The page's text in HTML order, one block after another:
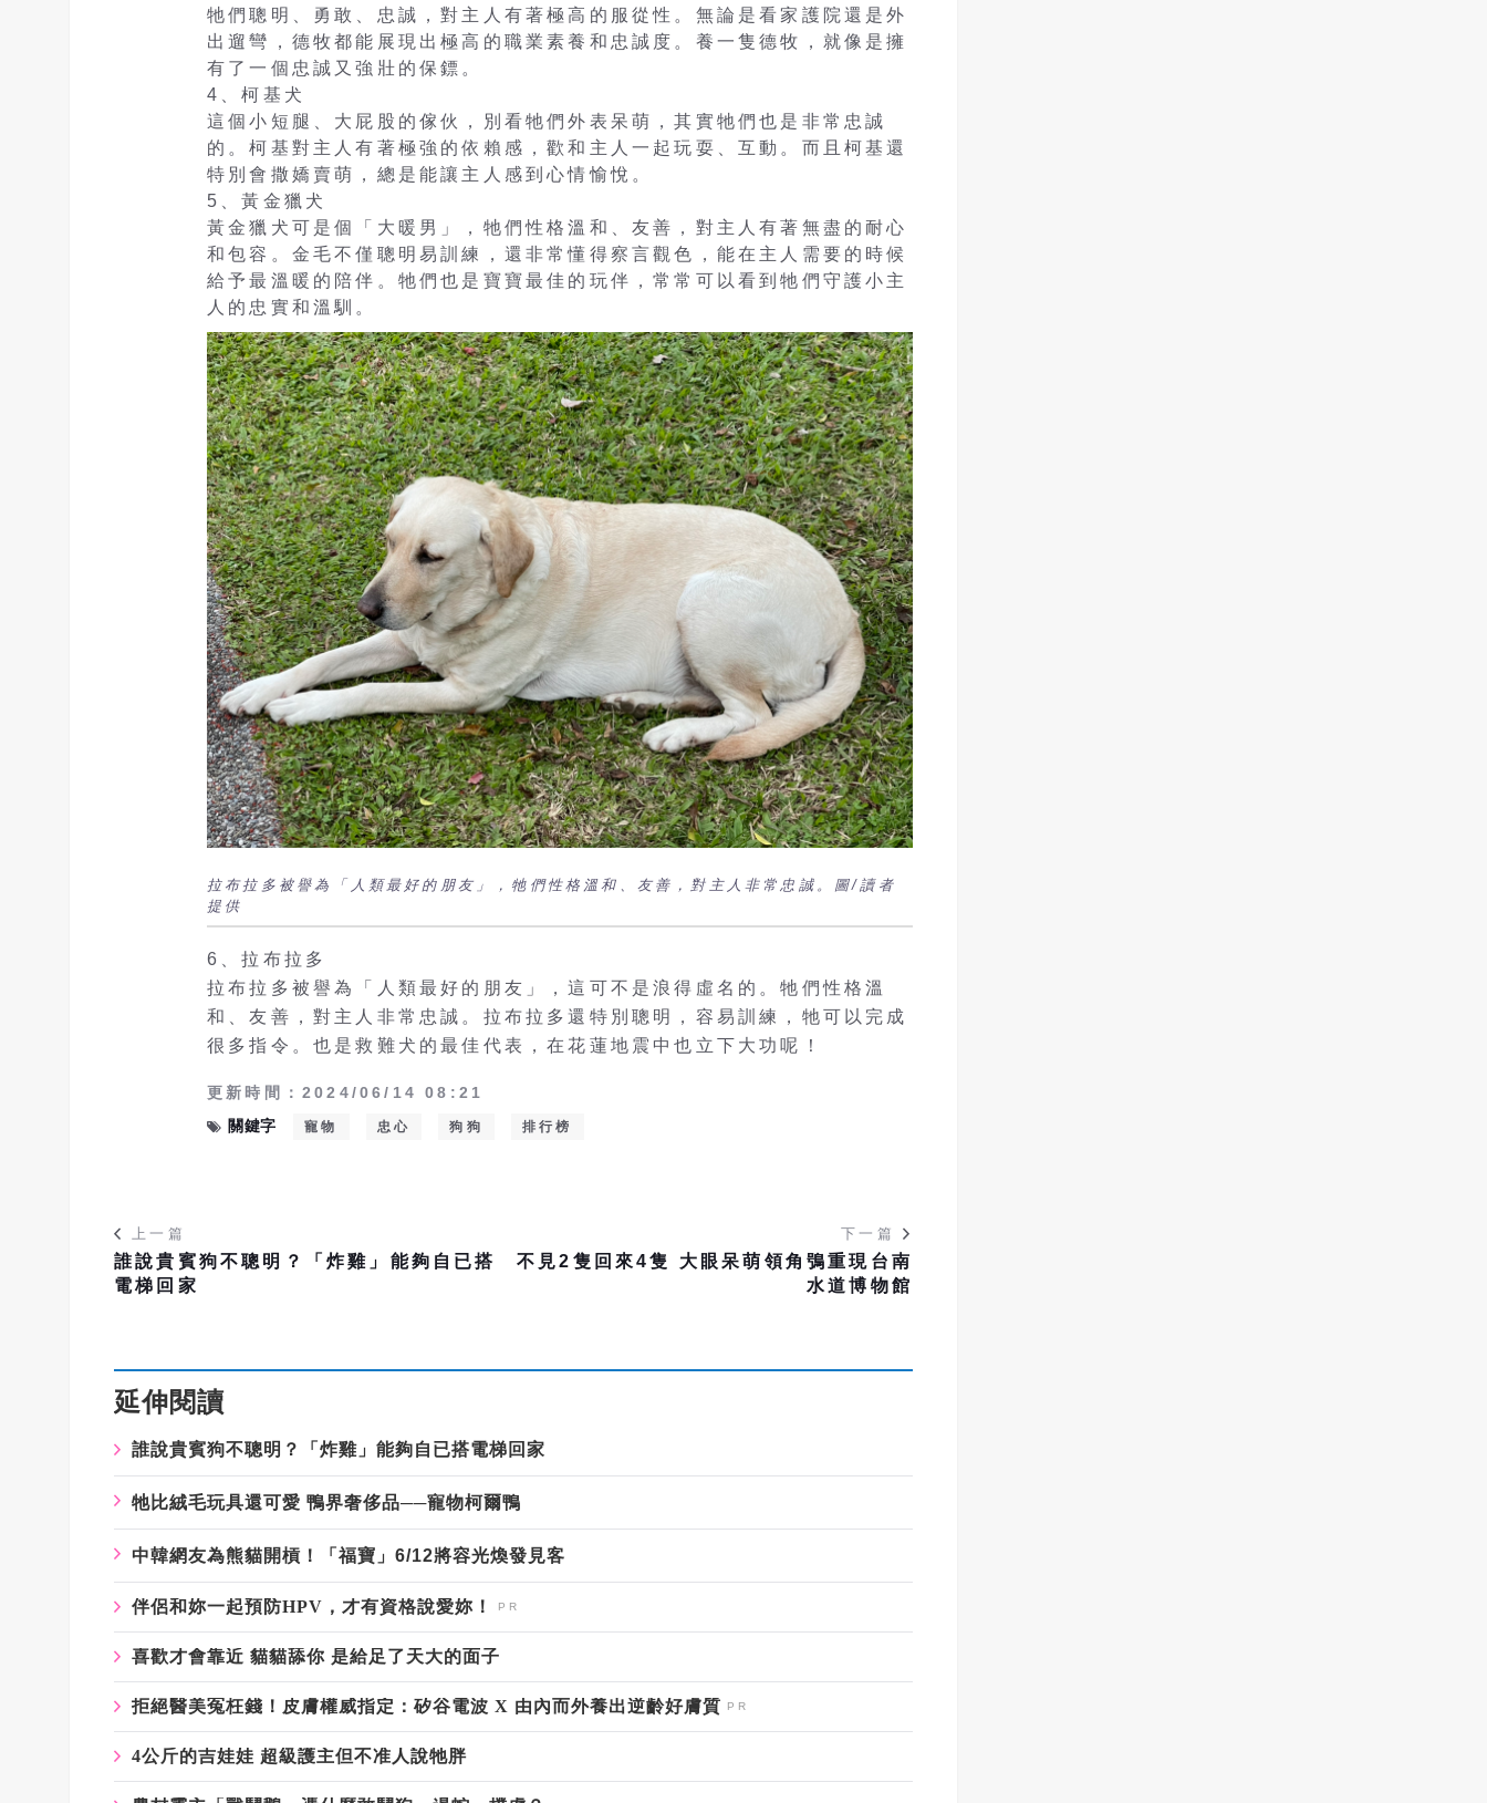
牠們聰明、勇敢、忠誠，對主人有著極高的服從性。無論是看家護院還是外
出遛彎，德牧都能展現出極高的職業素養和忠誠度。養一隻德牧，就像是擁
有了一個忠誠又強壯的保鏢。
4、柯基犬
這個小短腿、大屁股的傢伙，別看牠們外表呆萌，其實牠們也是非常忠誠
的。柯基對主人有著極強的依賴感，歡和主人一起玩耍、互動。而且柯基還
特別會撒嬌賣萌，總是能讓主人感到心情愉悅。
5、黃金獵犬
黃金獵犬可是個「大暖男」，牠們性格溫和、友善，對主人有著無盡的耐心
和包容。金毛不僅聰明易訓練，還非常懂得察言觀色，能在主人需要的時候
給予最溫暖的陪伴。牠們也是寶寶最佳的玩伴，常常可以看到牠們守護小主
人的忠實和溫馴。
拉布拉多被譽為「人類最好的朋友」，牠們性格溫和、友善，對主人非常忠誠。圖/讀者
提供
6、拉布拉多
拉布拉多被譽為「人類最好的朋友」，這可不是浪得虛名的。牠們性格溫
和、友善，對主人非常忠誠。拉布拉多還特別聰明，容易訓練，牠可以完成
很多指令。也是救難犬的最佳代表，在花蓮地震中也立下大功呢！
更新時間：2024/06/14 08:21
關鍵字
寵物 忠心 狗狗 排行榜
上一篇
誰說貴賓狗不聰明？「炸雞」能夠自已搭
電梯回家
下一篇
不見2隻回來4隻 大眼呆萌領角鴞重現台南
水道博物館
延伸閱讀
誰說貴賓狗不聰明？「炸雞」能夠自已搭電梯回家
牠比絨毛玩具還可愛 鴨界奢侈品──寵物柯爾鴨
中韓網友為熊貓開槓！「福寶」6/12將容光煥發見客
伴侶和妳一起預防HPV，才有資格說愛妳！
喜歡才會靠近 貓貓舔你 是給足了天大的面子
拒絕醫美冤枉錢！皮膚權威指定：矽谷電波 X 由內而外養出逆齡好膚質
4公斤的吉娃娃 超級護主但不准人說牠胖